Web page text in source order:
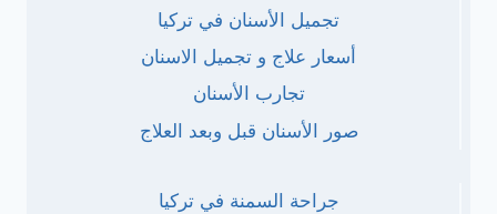
تجميل الأسنان في تركيا
أسعار علاج و تجميل الاسنان
تجارب الأسنان
صور الأسنان قبل وبعد العلاج
جراحة السمنة في تركيا